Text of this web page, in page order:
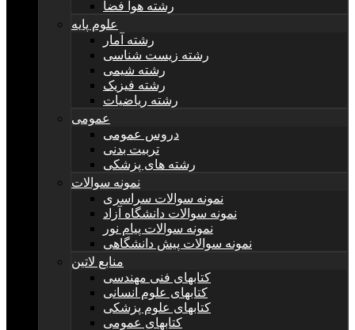
رشته هوا فضا
علوم پایه
رشته آمار
رشته زیست شناسی
رشته شیمی
رشته فیزیک
رشته ریاضیات
عمومی
دروس عمومی
تربیت بدنی
رشته های پزشکی
نمونه سوالات
نمونه سوالات سراسری
نمونه سوالات دانشگاه آزاد
نمونه سوالات پیام نور
نمونه سوالات پیش دانشگاهی
منابع لاتین
کتابهای فنی مهندسی
کتابهای علوم انسانی
کتابهای علوم پزشکی
کتابهای عمومی